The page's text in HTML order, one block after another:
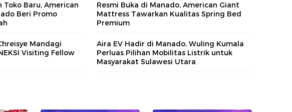
Baru, American
Beri Promo
Resmi Buka di Manado, American Giant
Mattress Tawarkan Kualitas Spring Bed
Premium
Mandagi
Visiting Fellow
Aira EV Hadir di Manado, Wuling Kumala
Perluas Pilihan Mobilitas Listrik untuk
Masyarakat Sulawesi Utara